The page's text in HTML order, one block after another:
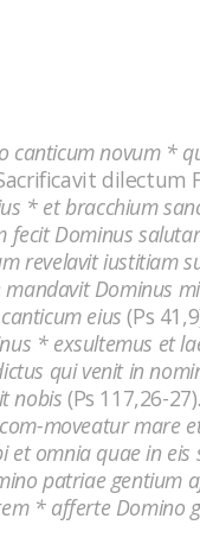
canticum novum *
dilectum
* et bracchium
fecit Dominus
revelavit iustitiam
mandavit Dominus
eius(Ps
* exsultemus et
qui venit in
nobis (Ps 117,26-
moveatur mare
et omnia quae in eis
patriae gentium
* afferte Domino